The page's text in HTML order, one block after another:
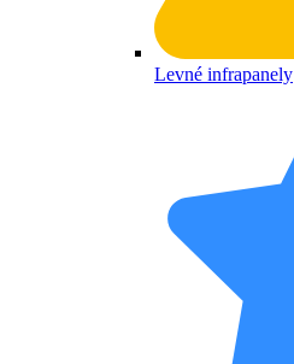
Levné infrapanely